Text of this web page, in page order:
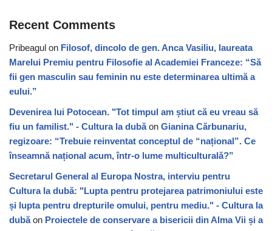
Recent Comments
Pribeagul on Filosof, dincolo de gen. Anca Vasiliu, laureata
Marelui Premiu pentru Filosofie al Academiei Franceze: “Să
fii gen masculin sau feminin nu este determinarea ultimă a
eului.”
Devenirea lui Potocean. "Tot timpul am știut că eu vreau să
fiu un familist." - Cultura la dubăon Gianina Cărbunariu,
regizoare: “Trebuie reinventat conceptul de “național”. Ce
înseamnă național acum, într-o lume multiculturală?”
Secretarul General al Europa Nostra, interviu pentru
Cultura la dubă: "Lupta pentru protejarea patrimoniului este
și lupta pentru drepturile omului, pentru mediu." - Cultura la
dubăon Proiectele de conservare a bisericii din Alma Vii și a